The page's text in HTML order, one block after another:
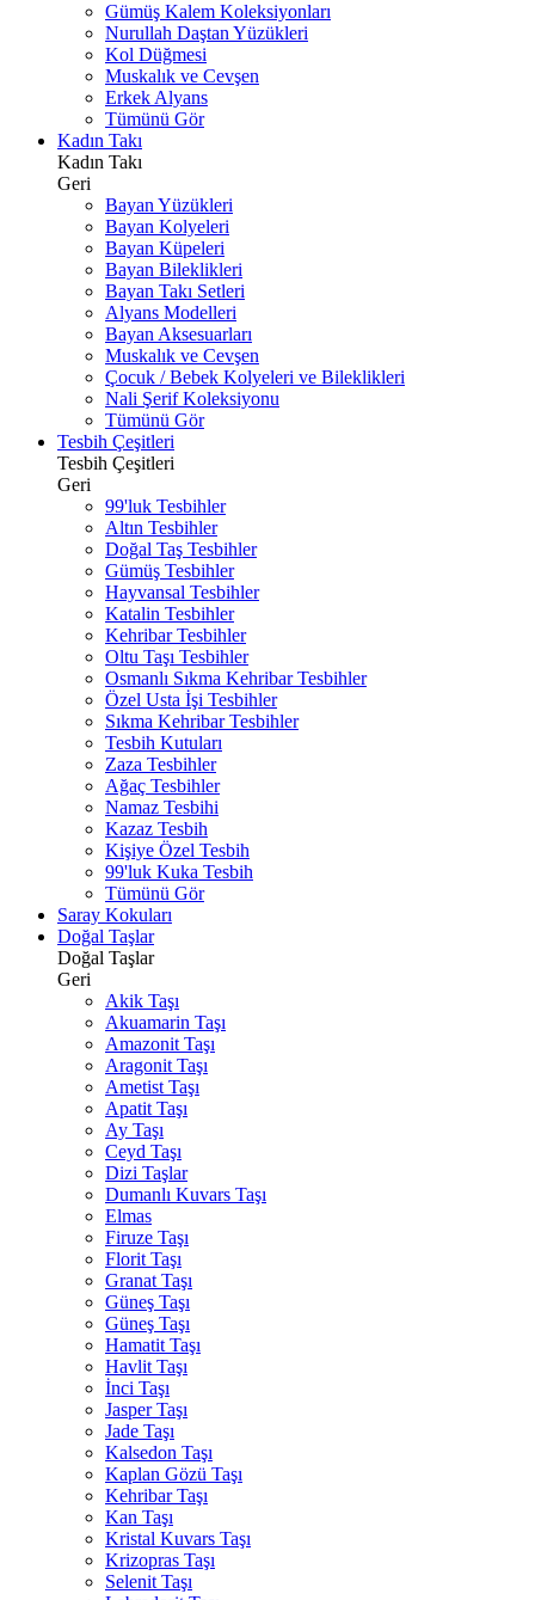
Gümüş Kalem Koleksiyonları
Nurullah Daştan Yüzükleri
Kol Düğmesi
Muskalık ve Cevşen
Erkek Alyans
Tümünü Gör
Kadın Takı
Kadın Takı
Geri
Bayan Yüzükleri
Bayan Kolyeleri
Bayan Küpeleri
Bayan Bileklikleri
Bayan Takı Setleri
Alyans Modelleri
Bayan Aksesuarları
Muskalık ve Cevşen
Çocuk / Bebek Kolyeleri ve Bileklikleri
Nali Şerif Koleksiyonu
Tümünü Gör
Tesbih Çeşitleri
Tesbih Çeşitleri
Geri
99'luk Tesbihler
Altın Tesbihler
Doğal Taş Tesbihler
Gümüş Tesbihler
Hayvansal Tesbihler
Katalin Tesbihler
Kehribar Tesbihler
Oltu Taşı Tesbihler
Osmanlı Sıkma Kehribar Tesbihler
Özel Usta İşi Tesbihler
Sıkma Kehribar Tesbihler
Tesbih Kutuları
Zaza Tesbihler
Ağaç Tesbihler
Namaz Tesbihi
Kazaz Tesbih
Kişiye Özel Tesbih
99'luk Kuka Tesbih
Tümünü Gör
Saray Kokuları
Doğal Taşlar
Doğal Taşlar
Geri
Akik Taşı
Akuamarin Taşı
Amazonit Taşı
Aragonit Taşı
Ametist Taşı
Apatit Taşı
Ay Taşı
Ceyd Taşı
Dizi Taşlar
Dumanlı Kuvars Taşı
Elmas
Firuze Taşı
Florit Taşı
Granat Taşı
Güneş Taşı
Güneş Taşı
Hamatit Taşı
Havlit Taşı
İnci Taşı
Jasper Taşı
Jade Taşı
Kalsedon Taşı
Kaplan Gözü Taşı
Kehribar Taşı
Kan Taşı
Kristal Kuvars Taşı
Krizopras Taşı
Selenit Taşı